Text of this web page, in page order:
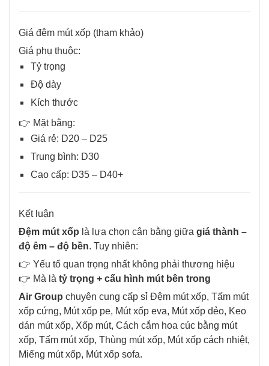
Giá đệm mút xốp (tham khảo)
Giá phụ thuộc:
Tỷ trọng
Độ dày
Kích thước
👉 Mặt bằng:
Giá rẻ: D20 – D25
Trung bình: D30
Cao cấp: D35 – D40+
Kết luận
Đệm mút xốp là lựa chọn cân bằng giữa giá thành –
độ êm – độ bền. Tuy nhiên:
👉 Yếu tố quan trọng nhất không phải thương hiệu
👉 Mà là tỷ trọng + cấu hình mút bên trong
Air Group chuyên cung cấp sỉ Đệm mút xốp, Tấm mút
xốp cứng, Mút xốp pe, Mút xốp eva, Mút xốp dẻo, Keo
dán mút xốp, Xốp mút, Cách cắm hoa cúc bằng mút
xốp, Tấm mút xốp, Thùng mút xốp, Mút xốp cách nhiệt,
Miếng mút xốp, Mút xốp sofa.